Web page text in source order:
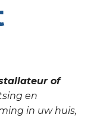
of
en
in uw huis,